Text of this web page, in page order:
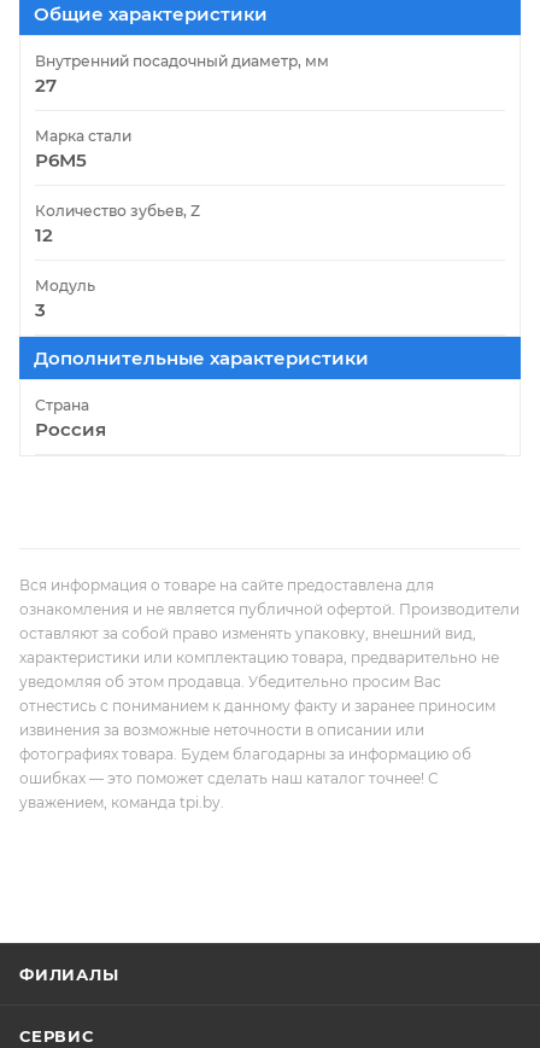
Общие характеристики
Внутренний посадочный диаметр, мм
27
Марка стали
Р6М5
Количество зубьев, Z
12
Модуль
3
Дополнительные характеристики
Страна
Россия
Вся информация о товаре на сайте предоставлена для
ознакомления и не является публичной офертой. Производители
оставляют за собой право изменять упаковку, внешний вид,
характеристики или комплектацию товара, предварительно не
уведомляя об этом продавца. Убедительно просим Вас
отнестись с пониманием к данному факту и заранее приносим
извинения за возможные неточности в описании или
фотографиях товара. Будем благодарны за информацию об
ошибках — это поможет сделать наш каталог точнее! С
уважением, команда tpi.by.
ФИЛИАЛЫ
СЕРВИС